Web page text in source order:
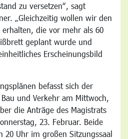
zu versetzen“, sagt
„Gleichzeitig wollen wir den
die vor mehr als 60
geplant wurde und
Erscheinungsbild
befasst sich der
und Verkehr am Mittwoch,
die Anträge des Magistrats
23. Februar. Beide
20 Uhr im großen Sitzungssaal